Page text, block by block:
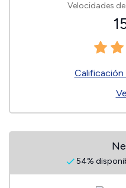
Velocidades
Calificación
54%